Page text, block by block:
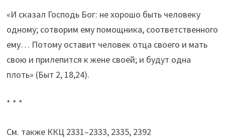
«И сказал Господь Бог: не хорошо быть человеку
одному; сотворим ему помощника, соответственного
ему… Потому оставит человек отца своего и мать
свою и прилепится к жене своей; и будут одна
плоть» (Быт 2, 18,24).
* * *
См. также ККЦ 2331–2333, 2335, 2392